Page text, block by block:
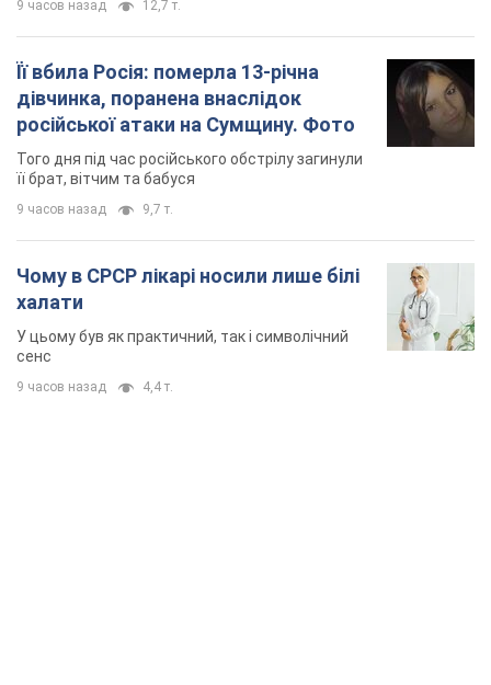
Чому в СРСР лікарі носили лише білі
халати
У цьому був як практичний, так і символічний
сенс
9 часов назад 4,4 т.